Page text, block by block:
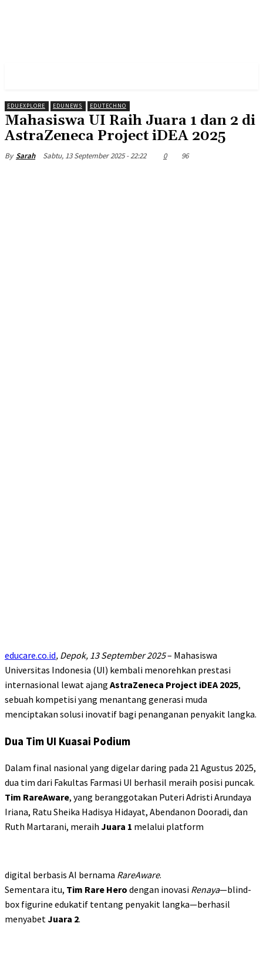
EDUEXPLORE EDUNEWS EDUTECHNO
Mahasiswa UI Raih Juara 1 dan 2 di
AstraZeneca Project iDEA 2025
By Sarah Sabtu, 13 September 2025 - 22:22 0 96
educare.co.id, Depok, 13 September 2025– Mahasiswa
Universitas Indonesia (UI) kembali menorehkan prestasi
internasional lewat ajang AstraZeneca Project iDEA 2025,
sebuah kompetisi yang menantang generasi muda
menciptakan solusi inovatif bagi penanganan penyakit langka.
Dua Tim UI Kuasai Podium
Dalam final nasional yang digelar daring pada 21 Agustus 2025,
dua tim dari Fakultas Farmasi UI berhasil meraih posisi puncak.
Tim RareAware, yang beranggotakan Puteri Adristi Arundaya
Iriana, Ratu Sheika Hadisya Hidayat, Abendanon Dooradi, dan
Ruth Martarani, meraih Juara 1 melalui platform
digital berbasis AI bernama RareAware.
Sementara itu, Tim Rare Hero dengan inovasi Renaya—blind-
box figurine edukatif tentang penyakit langka—berhasil
menyabetJuara 2.